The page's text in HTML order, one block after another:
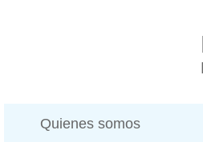
Quienes somos